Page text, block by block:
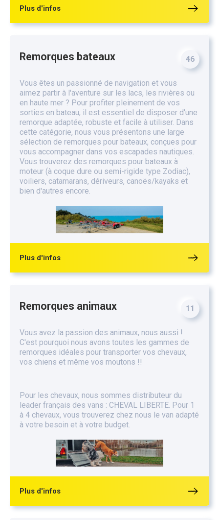
Plus d'infos
Remorques bateaux 46
Vous êtes un passionné de navigation et vous
aimez partir à l'aventure sur les lacs, les rivières ou
en haute mer ? Pour profiter pleinement de vos
sorties en bateau, il est essentiel de disposer d'une
remorque adaptée, robuste et facile à utiliser. Dans
cette catégorie, nous vous présentons une large
sélection de remorques pour bateaux, conçues pour
vous accompagner dans vos escapades nautiques.
Vous trouverez des remorques pour bateaux à
moteur (à coque dure ou semi-rigide type Zodiac),
voiliers, catamarans, dériveurs, canoës/kayaks et
bien d'autres encore.
Plus d'infos
Remorques animaux 11
Vous avez la passion des animaux, nous aussi !
C'est pourquoi nous avons toutes les gammes de
remorques idéales pour transporter vos chevaux,
vos chiens et même vos moutons !!
Pour les chevaux, nous sommes distributeur du
leader français des vans : CHEVAL LIBERTE. Pour 1
à 4 chevaux, vous trouverez chez nous le van adapté
à votre besoin et à votre budget.
Plus d'infos